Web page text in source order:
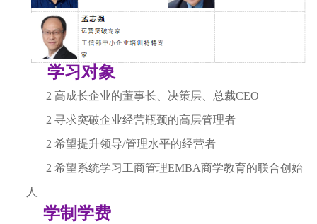
学习对象
2 高成长企业的董事长、决策层、总裁CEO
2 寻求突破企业经营瓶颈的高层管理者
2 希望提升领导/管理水平的经营者
2 希望系统学习工商管理EMBA商学教育的联合创始
人
学制学费